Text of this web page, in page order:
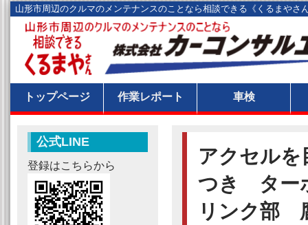
山形市周辺のクルマのメンテナンスのことなら相談できる《くるまや
トップページ 作業レポート 車検
アクセルを
つき ター
リンク部
公式LINE
登録はこちらから